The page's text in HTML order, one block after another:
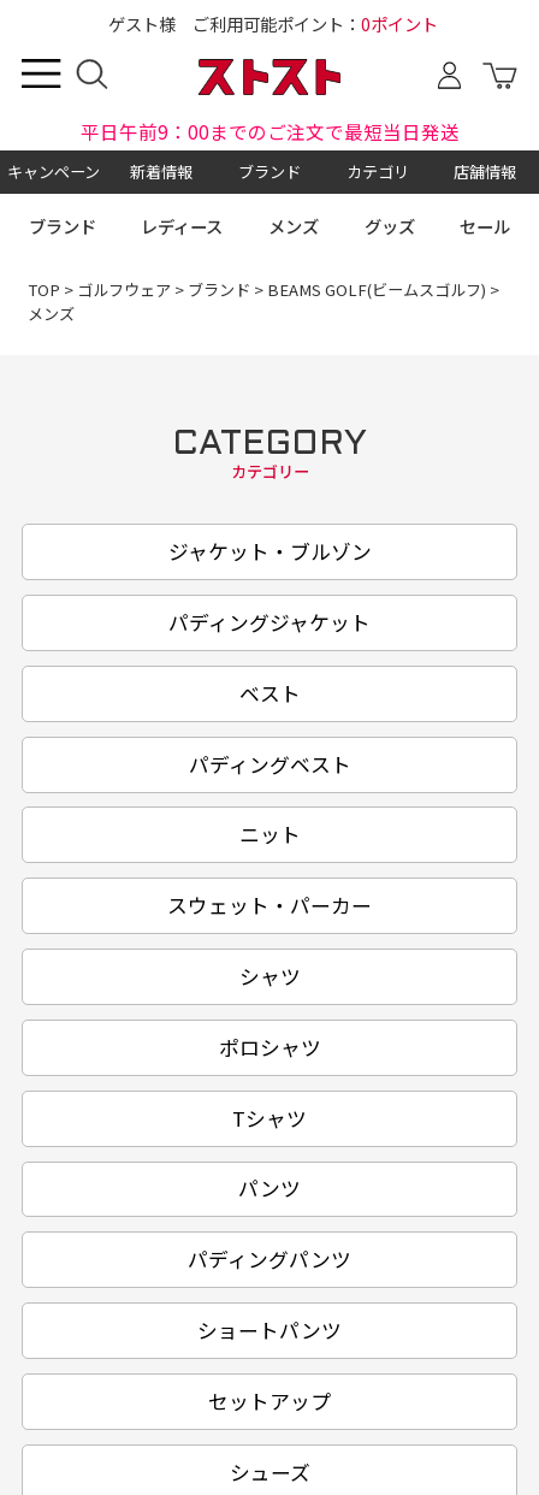
ゲスト様 ご利用可能ポイント： 0ポイント
平日午前9：00までのご注文で最短当日発送
キャンペーン 新着情報 ブランド カテゴリ 店舗情報
ブランド レディース メンズ グッズ セール
TOP > ゴルフウェア > ブランド > BEAMS GOLF(ビームスゴルフ) >
メンズ
CATEGORY
カテゴリー
ジャケット・ブルゾン
パディングジャケット
ベスト
パディングベスト
ニット
スウェット・パーカー
シャツ
ポロシャツ
Tシャツ
パンツ
パディングパンツ
ショートパンツ
セットアップ
シューズ